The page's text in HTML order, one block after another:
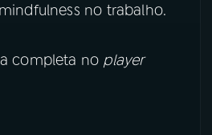
no trabalho.
completa no player